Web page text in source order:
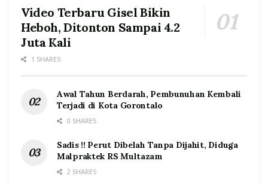
Video Terbaru Gisel Bikin
Heboh, Ditonton Sampai 4.2
Juta Kali
1 SHARES
Awal Tahun Berdarah, Pembunuhan Kembali
Terjadi di Kota Gorontalo
0 SHARES
Sadis !! Perut Dibelah Tanpa Dijahit, Diduga
Malpraktek RS Multazam
2 SHARES